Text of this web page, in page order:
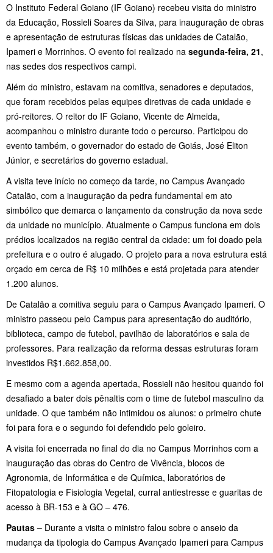
O Instituto Federal Goiano (IF Goiano) recebeu visita do ministro
da Educação, Rossieli Soares da Silva, para inauguração de obras
e apresentação de estruturas físicas das unidades de Catalão,
Ipameri e Morrinhos. O evento foi realizado na segunda-feira, 21,
nas sedes dos respectivos campi.
Além do ministro, estavam na comitiva, senadores e deputados,
que foram recebidos pelas equipes diretivas de cada unidade e
pró-reitores. O reitor do IF Goiano, Vicente de Almeida,
acompanhou o ministro durante todo o percurso. Participou do
evento também, o governador do estado de Goiás, José Eliton
Júnior, e secretários do governo estadual.
A visita teve início no começo da tarde, no Campus Avançado
Catalão, com a inauguração da pedra fundamental em ato
simbólico que demarca o lançamento da construção da nova sede
da unidade no município. Atualmente o Campus funciona em dois
prédios localizados na região central da cidade: um foi doado pela
prefeitura e o outro é alugado. O projeto para a nova estrutura está
orçado em cerca de R$ 10 milhões e está projetada para atender
1.200 alunos.
De Catalão a comitiva seguiu para o Campus Avançado Ipameri. O
ministro passeou pelo Campus para apresentação do auditório,
biblioteca, campo de futebol, pavilhão de laboratórios e sala de
professores. Para realização da reforma dessas estruturas foram
investidos R$1.662.858,00.
E mesmo com a agenda apertada, Rossieli não hesitou quando foi
desafiado a bater dois pênaltis com o time de futebol masculino da
unidade. O que também não intimidou os alunos: o primeiro chute
foi para fora e o segundo foi defendido pelo goleiro.
A visita foi encerrada no final do dia no Campus Morrinhos com a
inauguração das obras do Centro de Vivência, blocos de
Agronomia, de Informática e de Química, laboratórios de
Fitopatologia e Fisiologia Vegetal, curral antiestresse e guaritas de
acesso à BR-153 e à GO – 476.
Pautas – Durante a visita o ministro falou sobre o anseio da
mudança da tipologia do Campus Avançado Ipameri para Campus